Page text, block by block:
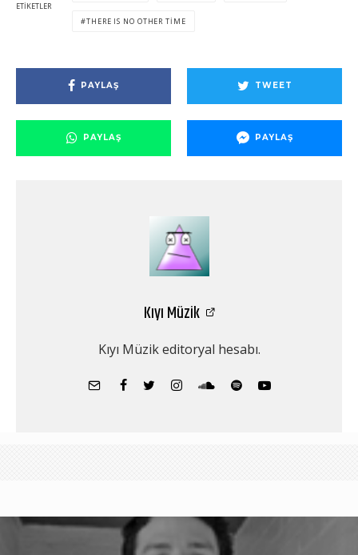
ETIKETLER
THERE IS NO OTHER TIME
PAYLAŞ TWEET
PAYLAŞ PAYLAŞ
Kıyı Müzik
Kıyı Müzik editoryal hesabı.